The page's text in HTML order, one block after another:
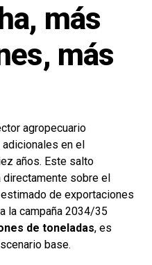
más
más
agropecuario
adicionales en el
años. Este salto
directamente sobre el
de exportaciones
la campaña 2034/35
de toneladas, es
base.